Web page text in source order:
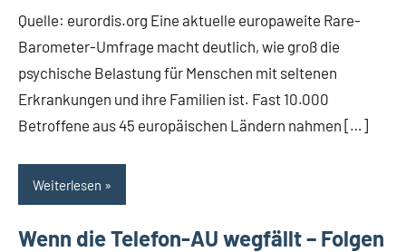
Quelle: eurordis.org Eine aktuelle europaweite Rare-
Barometer-Umfrage macht deutlich, wie groß die
psychische Belastung für Menschen mit seltenen
Erkrankungen und ihre Familien ist. Fast 10.000
Betroffene aus 45 europäischen Ländern nahmen […]
Weiterlesen
Wenn die Telefon-AU wegfällt – Folgen